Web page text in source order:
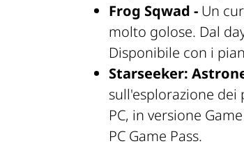
Frog Sqwad - Un
molto golose. Dal
Disponibile con i
Starseeker:
sull'esplorazione dei
PC, in versione
PC Game Pass.